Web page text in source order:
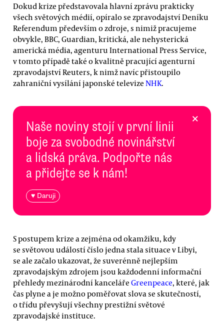
Dokud krize představovala hlavní zprávu prakticky
všech světových médií, opíralo se zpravodajství Deníku
Referendum především o zdroje, s nimiž pracujeme
obvykle, BBC, Guardian, kritická, ale nehysterická
americká média, agenturu International Press Service,
v tomto případě také o kvalitně pracující agenturní
zpravodajství Reuters, k nimž navíc přistoupilo
zahraniční vysílání japonské televize NHK.
Naše noviny stojí v první linii
boje za svobodné novinářství
a lidská práva. Podpořte nás
a přidejte se k nám!
♥ Daruji
×
S postupem krize a zejména od okamžiku, kdy
se světovou událostí číslo jedna stala situace v Libyi,
se ale začalo ukazovat, že suverénně nejlepším
zpravodajským zdrojem jsou každodenní informační
přehledy mezinárodní kanceláře Greenpeace, které, jak
čas plyne a je možno poměřovat slova se skutečností,
o třídu převyšují všechny prestižní světové
zpravodajské instituce.